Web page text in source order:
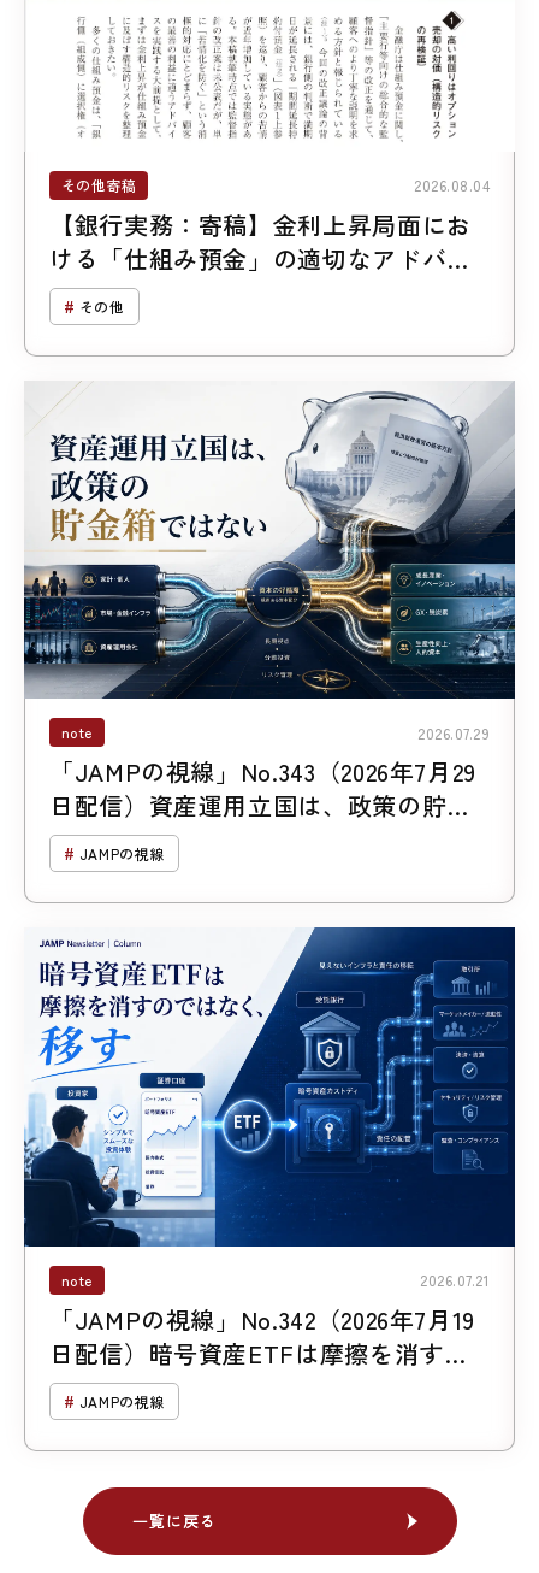
その他寄稿 2026.08.04
【銀行実務：寄稿】金利上昇局面にお
ける「仕組み預金」の適切なアドバイ
ス その他
note 2026.07.29
「JAMPの視線」No.343（2026年7月29
日配信）資産運用立国は、政策の貯金
箱ではない
JAMPの視線
note 2026.07.21
「JAMPの視線」No.342（2026年7月19
日配信）暗号資産ETFは摩擦を消すの
ではなく、移す
JAMPの視線
一覧に戻る
一覧に戻る